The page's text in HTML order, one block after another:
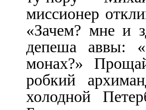
миссионер
«Зачем? мне и
депеша аввы:
монах?»
робкий
холодной